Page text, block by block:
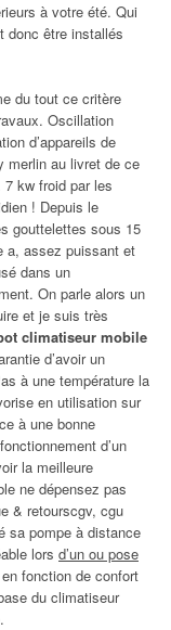
à votre été. Qui
donc être installés
du tout ce critère
Oscillation
d’appareils de
merlin au livret de ce
7 kw froid par les
! Depuis le
gouttelettes sous 15
a, assez puissant et
dans un
On parle alors un
et je suis très
climatiseur mobile
d’avoir un
à une température la
en utilisation sur
à une bonne
d’un
la meilleure
ne dépensez pas
& retourscgv, cgu
sa pompe à distance
lors d’un ou pose
fonction de confort
du climatiseur